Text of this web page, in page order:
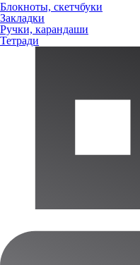
Блокноты, скетчбуки
Закладки
Ручки, карандаши
Тетради